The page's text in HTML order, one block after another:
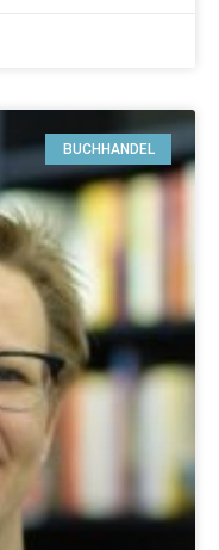
BUCHHANDEL